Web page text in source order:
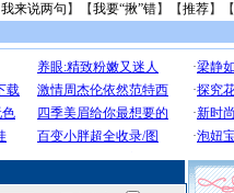
我来说两句 】【我要“揪”错】【推荐】